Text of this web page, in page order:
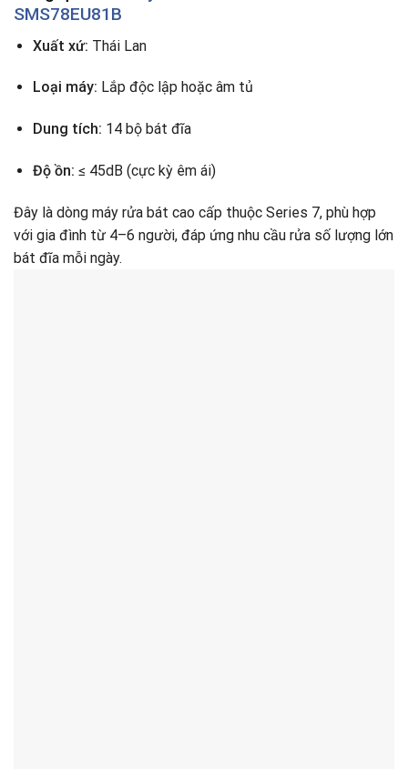
SMS78EU81B
Xuất xứ: Thái Lan
Loại máy: Lắp độc lập hoặc âm tủ
Dung tích: 14 bộ bát đĩa
Độ ồn: ≤ 45dB (cực kỳ êm ái)
Đây là dòng máy rửa bát cao cấp thuộc Series 7, phù hợp
với gia đình từ 4–6 người, đáp ứng nhu cầu rửa số lượng lớn
bát đĩa mỗi ngày.